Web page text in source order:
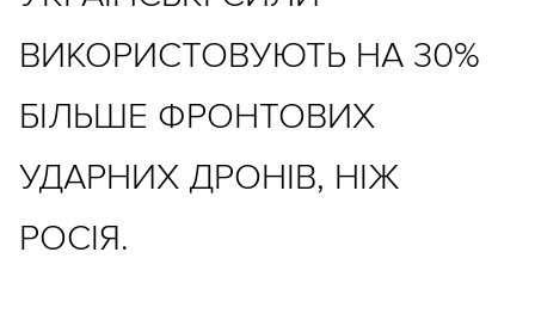
ВИКОРИСТОВУЮТЬ НА 30%
БІЛЬШЕ ФРОНТОВИХ
УДАРНИХ ДРОНІВ, НІЖ
РОСІЯ.